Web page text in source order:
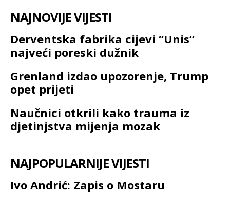
NAJNOVIJE VIJESTI
Derventska fabrika cijevi “Unis”
najveći poreski dužnik
Grenland izdao upozorenje, Trump
opet prijeti
Naučnici otkrili kako trauma iz
djetinjstva mijenja mozak
NAJPOPULARNIJE VIJESTI
Ivo Andrić: Zapis o Mostaru